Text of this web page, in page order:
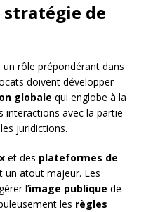
stratégie de
un rôle prépondérant dans
doivent développer
globale qui englobe à la
interactions avec la partie
juridictions.
et des plateformes de
un atout majeur. Les
l’image publique de
les règles